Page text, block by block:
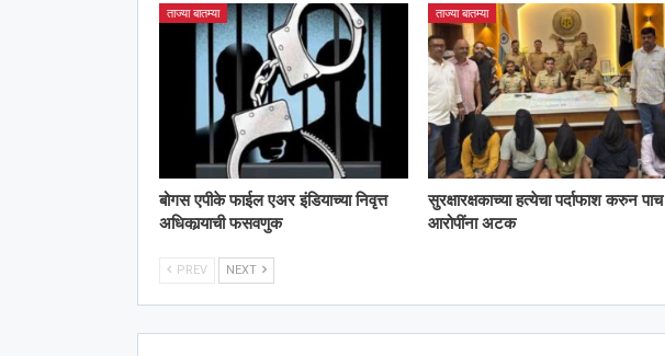
ताज्या बातम्या
बोगस एपीके फाईल एअर इंडियाच्या निवृत्त
अधिकार्‍याची फसवणुक
ताज्या बातम्या
सुरक्षारक्षकाच्या हत्येचा पर्दाफाश करुन पाच
आरोपींना अटक
PREV NEXT